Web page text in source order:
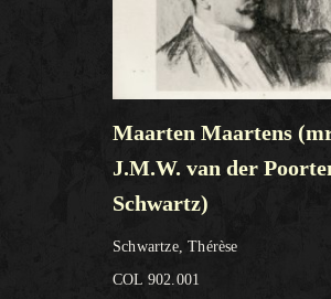
Maarten Maartens
J.M.W. van der
Schwartz)
Schwartze, Thérèse
COL 902.001